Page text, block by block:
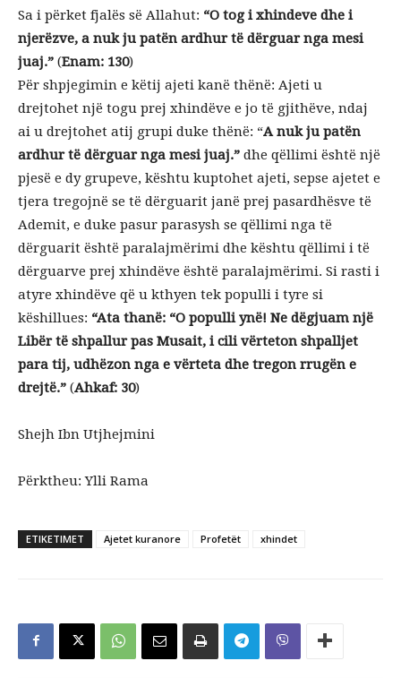
Sa i përket fjalës së Allahut: “O tog i xhindeve dhe i
njerëzve, a nuk ju patën ardhur të dërguar nga mesi
juaj.” (Enam: 130)
Për shpjegimin e këtij ajeti kanë thënë: Ajeti u
drejtohet një togu prej xhindëve e jo të gjithëve, ndaj
ai u drejtohet atij grupi duke thënë: “A nuk ju patën
ardhur të dërguar nga mesi juaj.” dhe qëllimi është një
pjesë e dy grupeve, kështu kuptohet ajeti, sepse ajetet e
tjera tregojnë se të dërguarit janë prej pasardhësve të
Ademit, e duke pasur parasysh se qëllimi nga të
dërguarit është paralajmërimi dhe kështu qëllimi i të
dërguarve prej xhindëve është paralajmërimi. Si rasti i
atyre xhindëve që u kthyen tek populli i tyre si
këshillues: “Ata thanë: “O populli ynë! Ne dëgjuam një
Libër të shpallur pas Musait, i cili vërteton shpalljet
para tij, udhëzon nga e vërteta dhe tregon rrugën e
drejtë.” (Ahkaf: 30)
Shejh Ibn Utjhejmini
Përktheu: Ylli Rama
ETIKETIMET Ajetet kuranore Profetët xhindet